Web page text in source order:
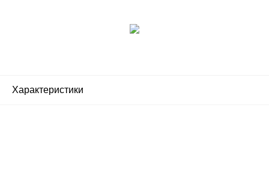
Характеристики